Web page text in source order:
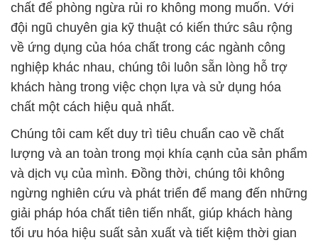
chất để phòng ngừa rủi ro không mong muốn. Với
đội ngũ chuyên gia kỹ thuật có kiến thức sâu rộng
về ứng dụng của hóa chất trong các ngành công
nghiệp khác nhau, chúng tôi luôn sẵn lòng hỗ trợ
khách hàng trong việc chọn lựa và sử dụng hóa
chất một cách hiệu quả nhất.
Chúng tôi cam kết duy trì tiêu chuẩn cao về chất
lượng và an toàn trong mọi khía cạnh của sản phẩm
và dịch vụ của mình. Đồng thời, chúng tôi không
ngừng nghiên cứu và phát triển để mang đến những
giải pháp hóa chất tiên tiến nhất, giúp khách hàng
tối ưu hóa hiệu suất sản xuất và tiết kiệm thời gian